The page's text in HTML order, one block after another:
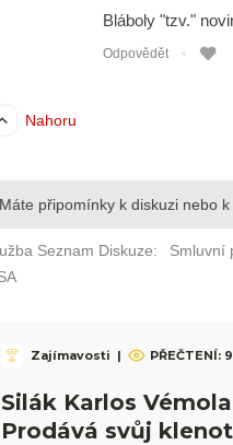
Zajímavosti | PŘEČTENÍ:
Silák Karlos
Prodává svůj